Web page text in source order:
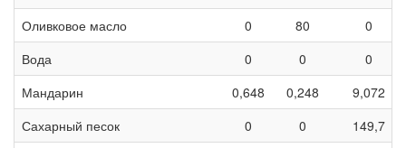
Оливковое масло
0 80
0
Вода
0 0
0
Мандарин
0,648 0,248
9,072
Сахарный песок
0 0
149,7